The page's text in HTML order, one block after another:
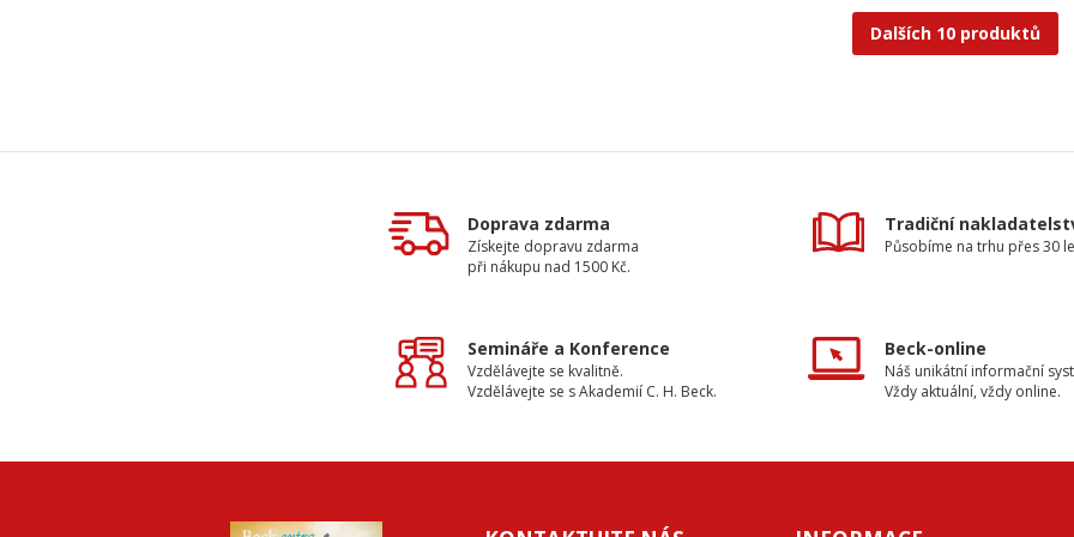
Dalších 10 produktů
Doprava zdarma
Získejte dopravu zdarma
při nákupu nad 1500 Kč.
Tradiční
Působíme na trhu přes 30
Semináře a Konference
Vzdělávejte se kvalitně.
Vzdělávejte se s Akademií C. H. Beck.
Beck-online
Náš unikátní informační
Vždy aktuální, vždy online.